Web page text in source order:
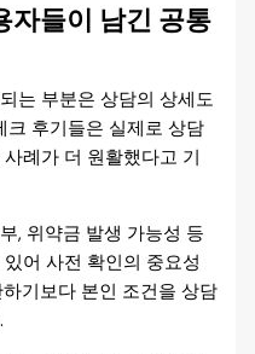
자들이 남긴 공통
는 부분은 상담의 상세도
크 후기들은 실제로 상담
례가 더 원활했다고 기
, 위약금 발생 가능성 등
어 사전 확인의 중요성
기보다 본인 조건을 상담